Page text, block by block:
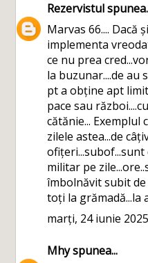
Rezervistul
Marvas 66.... Dacă
implementa
ce nu prea
la buzunar....de au
pt a obține apt
pace sau
cătănie... Exemplul
zilele astea...de
militar pe
îmbolnăvit subit
toți la grămadă...la
marți, 24 iunie
Mhyspunea...